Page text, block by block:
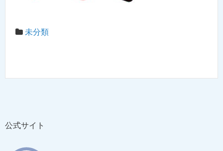
未分類
公式サイト